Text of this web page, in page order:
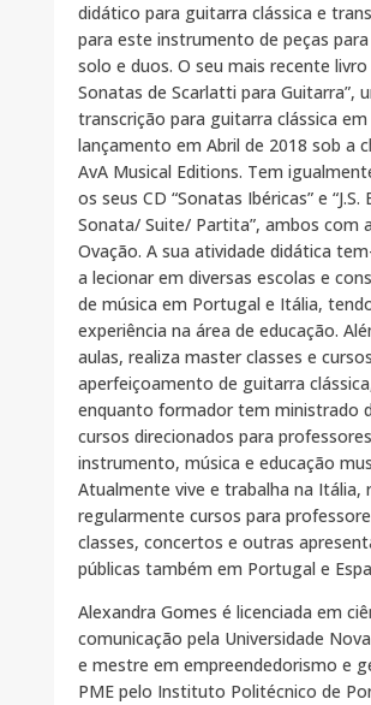
didático para guitarra clássica e
para este instrumento de peças
solo e duos. O seu mais recente livro
Sonatas de Scarlatti para Guitarra”,
transcrição para guitarra clássica em
lançamento em Abril de 2018 sob a
AvA Musical Editions. Tem
os seus CD “Sonatas Ibéricas” e “J.S.
Sonata/ Suite/ Partita”, ambos com
Ovação. A sua atividade didática
a lecionar em diversas escolas e
de música em Portugal e Itália,
experiência na área de educação.
aulas, realiza master classes e
aperfeiçoamento de guitarra
enquanto formador tem ministrado
cursos direcionados para
instrumento, música e educação
Atualmente vive e trabalha na Itália,
regularmente cursos para
classes, concertos e outras
públicas também em Portugal e
Alexandra Gomes é licenciada em
comunicação pela Universidade
e mestre em empreendedorismo e
PME pelo Instituto Politécnico de